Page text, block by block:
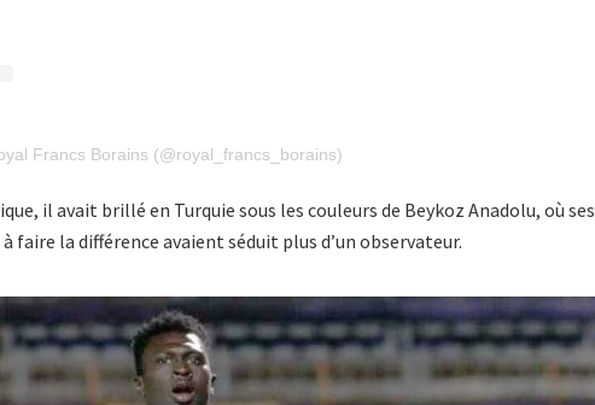
Francs Borains (@royal_francs_borains)
il avait brillé en Turquie sous les couleurs de Beykoz Anadolu, où ses
faire la différence avaient séduit plus d’un observateur.